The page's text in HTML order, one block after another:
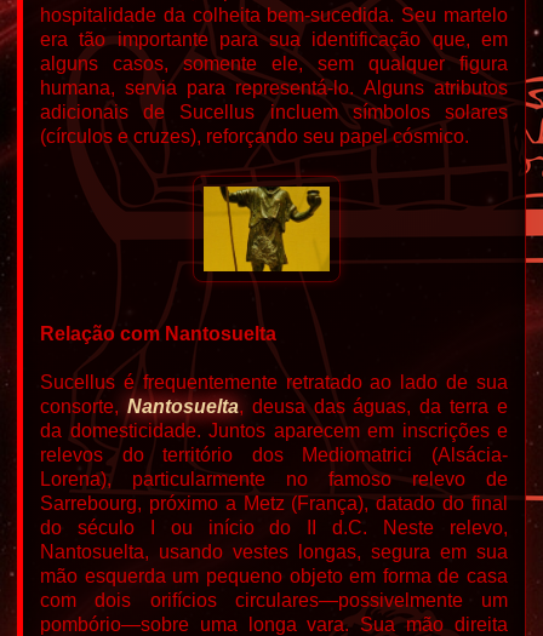
hospitalidade da colheita bem-sucedida. Seu martelo
era tão importante para sua identificação que, em
alguns casos, somente ele, sem qualquer figura
humana, servia para representá-lo. Alguns atributos
adicionais de Sucellus incluem símbolos solares
(círculos e cruzes), reforçando seu papel cósmico.
Relação com Nantosuelta
Sucellus é frequentemente retratado ao lado de sua
consorte, Nantosuelta, deusa das águas, da terra e
da domesticidade. Juntos aparecem em inscrições e
relevos do território dos Mediomatrici (Alsácia-
Lorena), particularmente no famoso relevo de
Sarrebourg, próximo a Metz (França), datado do final
do século I ou início do II d.C. Neste relevo,
Nantosuelta, usando vestes longas, segura em sua
mão esquerda um pequeno objeto em forma de casa
com dois orifícios circulares—possivelmente um
pombório—sobre uma longa vara. Sua mão direita